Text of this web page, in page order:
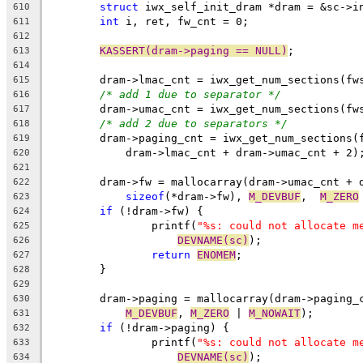
610 struct iwx_self_init_dram *dram = &sc-
611 int i, ret, fw_cnt = 0;
612
613
KASSERT(dram->paging == NULL) ;
614
615
dram->lmac_cnt =
616 /* add 1 due to separator */
617
dram->umac_cnt =
618 /* add 2 due to separators */
619
dram->paging_cnt =
620
dram->lmac_cnt + dram->umac_cnt +
621
622
dram->fw = mallocarray(dram->umac_cnt +
623 sizeof (*dram->fw), M_DEVBUF , M_ZERO
624 if (!dram->fw) {
625
		printf(
"%s: could not allocate
626 DEVNAME(sc) );
627 return ENOMEM ;
628
	}
629
630
dram->paging = mallocarray(dram-
631 M_DEVBUF , M_ZERO M_NOWAIT);
632 if (!dram->paging) {
633
		printf(
"%s: could not allocate
634 DEVNAME(sc) );